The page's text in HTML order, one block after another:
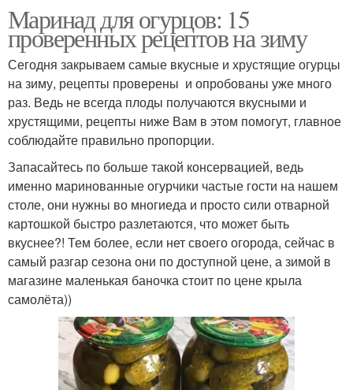
Маринад для огурцов: 15
проверенных рецептов на зиму
Сегодня закрываем самые вкусные и хрустящие огурцы
на зиму, рецепты проверены и опробованы уже много
раз. Ведь не всегда плоды получаются вкусными и
хрустящими, рецепты ниже Вам в этом помогут, главное
соблюдайте правильно пропорции.
Запасайтесь по больше такой консервацией, ведь
именно маринованные огурчики частые гости на нашем
столе, они нужны во многиеда и просто сили отварной
картошкой быстро разлетаются, что может быть
вкуснее?! Тем более, если нет своего огорода, сейчас в
самый разгар сезона они по доступной цене, а зимой в
магазине маленькая баночка стоит по цене крыла
самолёта))